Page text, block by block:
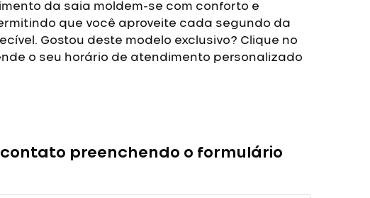
da saia moldem-se com conforto e
que você aproveite cada segundo da
Gostou deste modelo exclusivo? Clique no
o seu horário de atendimento personalizado
contato preenchendo o formulário